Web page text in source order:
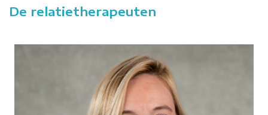
De relatietherapeuten